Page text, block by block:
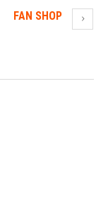
FAN SHOP